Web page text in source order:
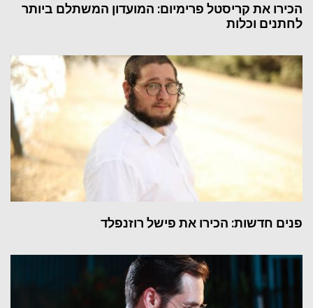
הכירו את קריסטל פרימיום: המועדון המשתלם ביותר
לחתנים וכלות
פנים חדשות: הכירו את פישל רוזנפלד